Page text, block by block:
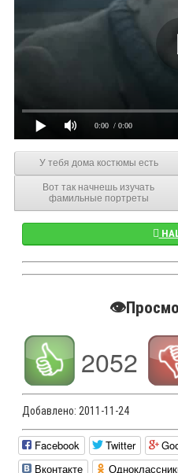
0:00 / 0:00
У тебя дома костюмы есть
Вот так начнешь изучать
фамильные портреты
2052
Добавлено: 2011-11-24
Facebook Twitter
Вконтакте